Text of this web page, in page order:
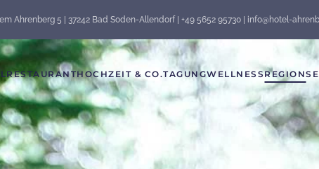
Ahrenberg 5 | 37242 Bad Soden-Allendorf | +49 5652 95730 | info@hotel-
RESTAURANTHOCHZEIT & CO.TAGUNGWELLNESSREGION